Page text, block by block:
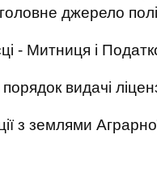
джерело
- Митниця і
порядок видачі
з землями